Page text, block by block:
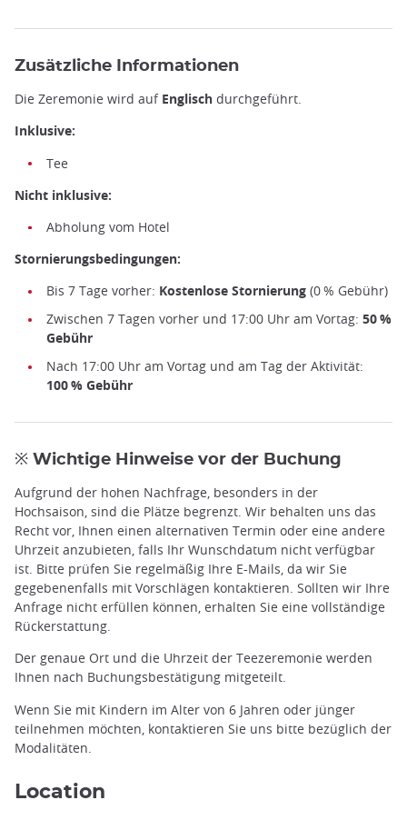
Zusätzliche Informationen
Die Zeremonie wird auf Englisch durchgeführt.
Inklusive:
Tee
Nicht inklusive:
Abholung vom Hotel
Stornierungsbedingungen:
Bis 7 Tage vorher: Kostenlose Stornierung (0 % Gebühr)
Zwischen 7 Tagen vorher und 17:00 Uhr am Vortag: 50 %
Gebühr
Nach 17:00 Uhr am Vortag und am Tag der Aktivität:
100 % Gebühr
※ Wichtige Hinweise vor der Buchung
Aufgrund der hohen Nachfrage, besonders in der
Hochsaison, sind die Plätze begrenzt. Wir behalten uns das
Recht vor, Ihnen einen alternativen Termin oder eine andere
Uhrzeit anzubieten, falls Ihr Wunschdatum nicht verfügbar
ist. Bitte prüfen Sie regelmäßig Ihre E-Mails, da wir Sie
gegebenenfalls mit Vorschlägen kontaktieren. Sollten wir Ihre
Anfrage nicht erfüllen können, erhalten Sie eine vollständige
Rückerstattung.
Der genaue Ort und die Uhrzeit der Teezeremonie werden
Ihnen nach Buchungsbestätigung mitgeteilt.
Wenn Sie mit Kindern im Alter von 6 Jahren oder jünger
teilnehmen möchten, kontaktieren Sie uns bitte bezüglich der
Modalitäten.
Location